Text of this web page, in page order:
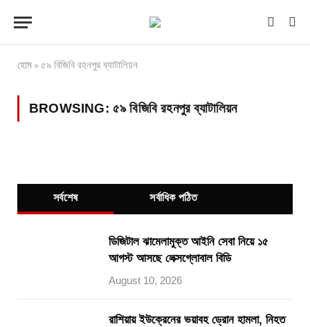
হোম » ৫৯ বিজিবি রহনপুর ব্যাটালিয়ন
BROWSING: ৫৯ বিজিবি রহনপুর ব্যাটালিয়ন
সর্বশেষ সর্বাধিক পঠিত
ডিজিটাল ঝামেলামুক্ত আইনি সেবা নিয়ে ১৫
আগস্ট আসছে লেক্সগ্লোবাল বিডি
August 10, 2026
রাশিয়ায় ইউক্রেনের ভয়াবহ ড্রোন হামলা, নিহত